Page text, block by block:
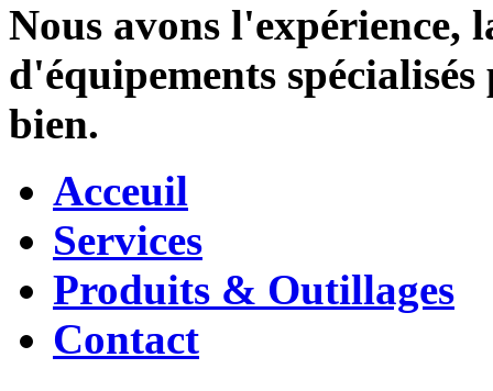
Nous avons l'expérience,
d'équipements
bien.
Acceuil
Services
Produits & Outillages
Contact